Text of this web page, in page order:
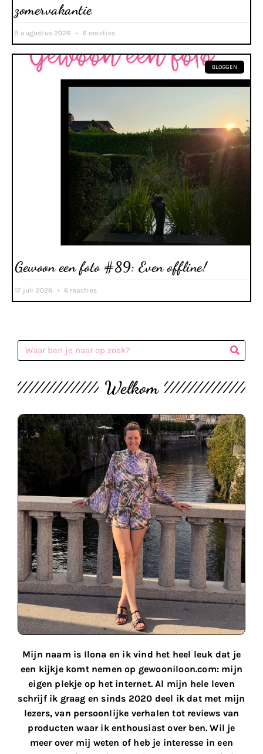
zomervakantie
5 augustus 2026 6 reacties
BLOGGEN
Gewoon een foto #89: Even offline!
17 juli 2026 6 reacties
Welkom
Mijn naam is Ilona en ik vind het heel leuk dat je
een kijkje komt nemen op gewooniloon.com: mijn
eigen plekje op het internet. Al mijn hele leven
schrijf ik graag en sinds 2020 deel ik dat met mijn
lezers, van persoonlijke verhalen tot reviews van
producten waar ik enthousiast over ben. Wil je
meer over mij weten of heb je interesse in een